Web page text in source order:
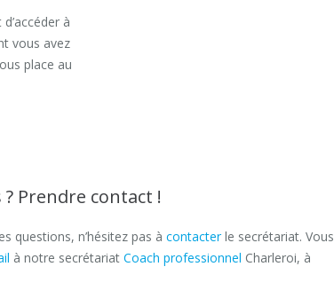
à
vous avez
place au
Prendre contact !
questions, n’hésitez pas à contacterle secrétariat. Vous
à notre secrétariat Coach professionnel Charleroi, à